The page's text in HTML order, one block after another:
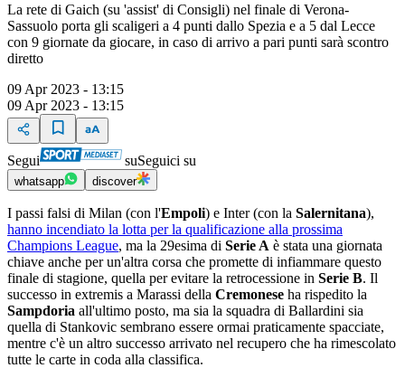
La rete di Gaich (su 'assist' di Consigli) nel finale di Verona-
Sassuolo porta gli scaligeri a 4 punti dallo Spezia e a 5 dal Lecce
con 9 giornate da giocare, in caso di arrivo a pari punti sarà scontro
diretto
09 Apr 2023 - 13:15
09 Apr 2023 - 13:15
Segui suSeguici su
whatsapp discover
I passi falsi di Milan (con l'Empoli) e Inter (con la Salernitana),
hanno incendiato la lotta per la qualificazione alla prossima
Champions League, ma la 29esima di Serie A è stata una giornata
chiave anche per un'altra corsa che promette di infiammare questo
finale di stagione, quella per evitare la retrocessione in Serie B. Il
successo in extremis a Marassi della Cremonese ha rispedito la
Sampdoria all'ultimo posto, ma sia la squadra di Ballardini sia
quella di Stankovic sembrano essere ormai praticamente spacciate,
mentre c'è un altro successo arrivato nel recupero che ha rimescolato
tutte le carte in coda alla classifica.